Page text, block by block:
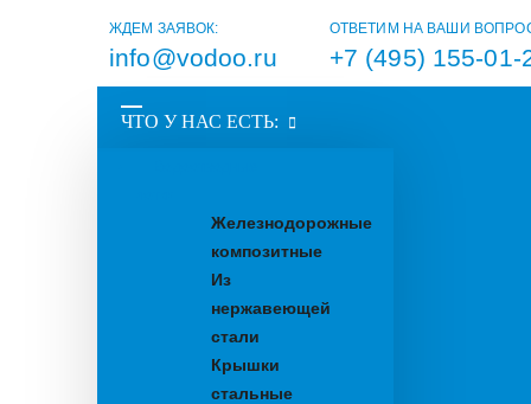
ЖДЕМ ЗАЯВОК:
info@vodoo.ru
ОТВЕТИМ НА ВАШИ
+7 (495) 155-01-
ЧТО У НАС ЕСТЬ:
Железнодорожные
композитные
Из
нержавеющей
стали
Крышки
стальные